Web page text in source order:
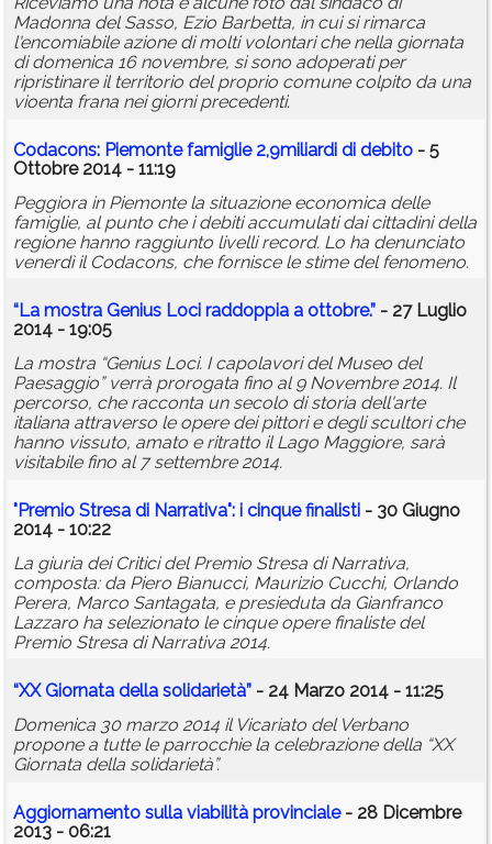
Madonna del Sasso, Ezio Barbetta, in cui si rimarca
l'encomiabile azione di molti volontari che nella giornata
di domenica 16 novembre, si sono adoperati per
ripristinare il territorio del proprio comune colpito da una
vioenta frana nei giorni precedenti.
Codacons: Piemonte famiglie 2,9miliardi di debito - 5
Ottobre 2014 - 11:19
Peggiora in Piemonte la situazione economica delle
famiglie, al punto che i debiti accumulati dai cittadini della
regione hanno raggiunto livelli record. Lo ha denunciato
venerdì il Codacons, che fornisce le stime del fenomeno.
“La mostra Genius Loci raddoppia a ottobre.” - 27 Luglio
2014 - 19:05
La mostra “Genius Loci. I capolavori del Museo del
Paesaggio” verrà prorogata fino al 9 Novembre 2014. Il
percorso, che racconta un secolo di storia dell'arte
italiana attraverso le opere dei pittori e degli scultori che
hanno vissuto, amato e ritratto il Lago Maggiore, sarà
visitabile fino al 7 settembre 2014.
"Premio Stresa di Narrativa": i cinque finalisti - 30 Giugno
2014 - 10:22
La giuria dei Critici del Premio Stresa di Narrativa,
composta: da Piero Bianucci, Maurizio Cucchi, Orlando
Perera, Marco Santagata, e presieduta da Gianfranco
Lazzaro ha selezionato le cinque opere finaliste del
Premio Stresa di Narrativa 2014.
“XX Giornata della solidarietà” - 24 Marzo 2014 - 11:25
Domenica 30 marzo 2014 il Vicariato del Verbano
propone a tutte le parrocchie la celebrazione della “XX
Giornata della solidarietà”.
Aggiornamento sulla viabilità provinciale- 28 Dicembre
2013 - 06:21